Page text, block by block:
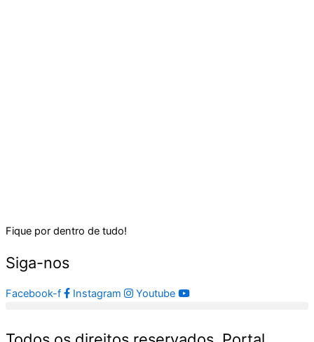
Fique por dentro de tudo!
Siga-nos
Facebook-f Instagram Youtube